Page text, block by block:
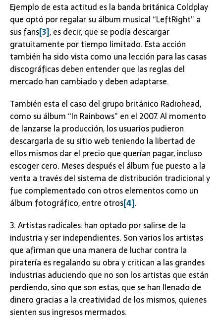
Ejemplo de esta actitud es la banda británica Coldplay
que optó por regalar su álbum musical “LeftRight” a
sus fans[3], es decir, que se podía descargar
gratuitamente por tiempo limitado. Esta acción
también ha sido vista como una lección para las casas
discográficas deben entender que las reglas del
mercado han cambiado y deben adaptarse.
También esta el caso del grupo británico Radiohead,
como su álbum “In Rainbows” en el 2007. Al momento
de lanzarse la producción, los usuarios pudieron
descargarla de su sitio web teniendo la libertad de
ellos mismos dar el precio que querían pagar, incluso
escoger cero. Meses después el álbum fue puesto a la
venta a través del sistema de distribución tradicional y
fue complementado con otros elementos como un
álbum fotográfico, entre otros[4].
3. Artistas radicales: han optado por salirse de la
industria y ser independientes. Son varios los artistas
que afirman que una manera de luchar contra la
piratería es regalando su obra y critican a las grandes
industrias aduciendo que no son los artistas que están
perdiendo, sino que son estas, que se han llenado de
dinero gracias a la creatividad de los mismos, quienes
sienten sus ingresos mermados.